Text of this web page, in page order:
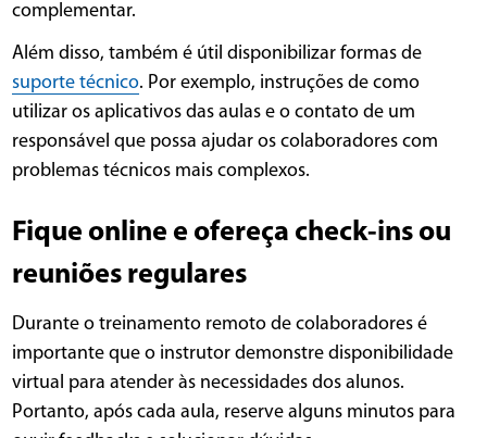
complementar.
Além disso, também é útil disponibilizar formas de
suporte técnico. Por exemplo, instruções de como
utilizar os aplicativos das aulas e o contato de um
responsável que possa ajudar os colaboradores com
problemas técnicos mais complexos.
Fique online e ofereça check-ins ou
reuniões regulares
Durante o treinamento remoto de colaboradores é
importante que o instrutor demonstre disponibilidade
virtual para atender às necessidades dos alunos.
Portanto, após cada aula, reserve alguns minutos para